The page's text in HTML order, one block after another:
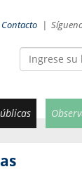
Contacto |